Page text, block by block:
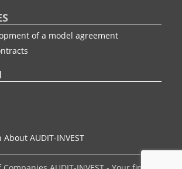
of a model agreement
AUDIT-INVEST